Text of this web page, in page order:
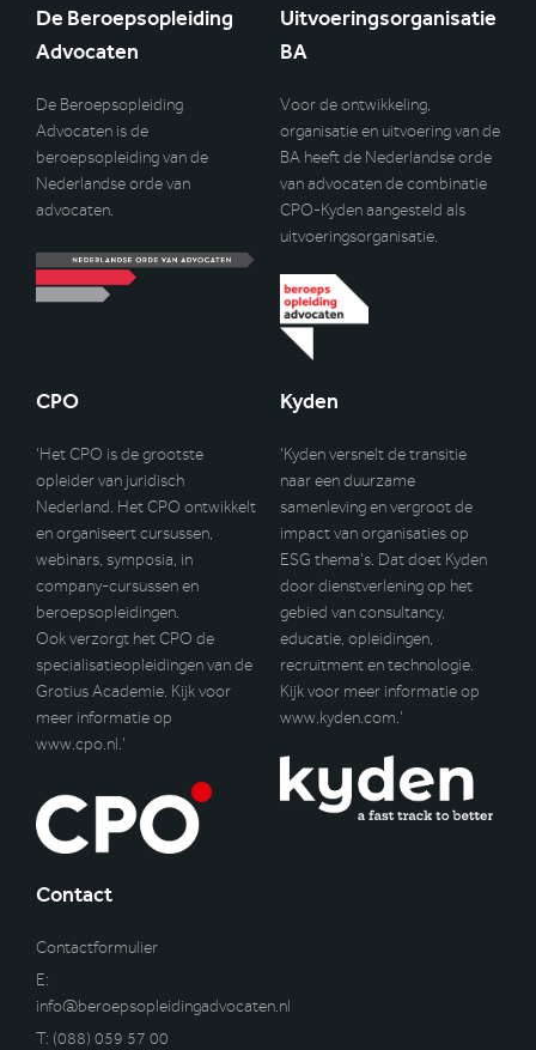
De Beroepsopleiding
Advocaten
De Beroepsopleiding
Advocaten is de
beroepsopleiding van de
Nederlandse orde van
advocaten.
Uitvoeringsorganisatie
BA
Voor de ontwikkeling,
organisatie en uitvoering van de
BA heeft de Nederlandse orde
van advocaten de combinatie
CPO-Kyden aangesteld als
uitvoeringsorganisatie.
CPO
‘Het CPO is de grootste
opleider van juridisch
Nederland. Het CPO ontwikkelt
en organiseert cursussen,
webinars, symposia, in
company-cursussen en
beroepsopleidingen.
Ook verzorgt het CPO de
specialisatieopleidingen van de
Grotius Academie. Kijk voor
meer informatie op
www.cpo.nl.’
Kyden
‘Kyden versnelt de transitie
naar een duurzame
samenleving en vergroot de
impact van organisaties op
ESG thema’s. Dat doet Kyden
door dienstverlening op het
gebied van consultancy,
educatie, opleidingen,
recruitment en technologie.
Kijk voor meer informatie op
www.kyden.com.’
Contact
Contactformulier
E:
info@beroepsopleidingadvocaten.nl
T: (088) 059 57 00